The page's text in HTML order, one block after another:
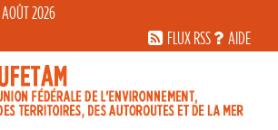
AOÛT 2026
FLUX RSS
AIDE